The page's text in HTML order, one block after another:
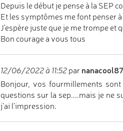
Depuis le début je pense à la SEP
Et les symptômes me font penser à
J'espère juste que je me trompe et
Bon courage a vous tous
12/06/2022 à 11:52par nanacool87
Bonjour, vos fourmillements
questions sur la sep....mais je ne
j'ai l'impression.